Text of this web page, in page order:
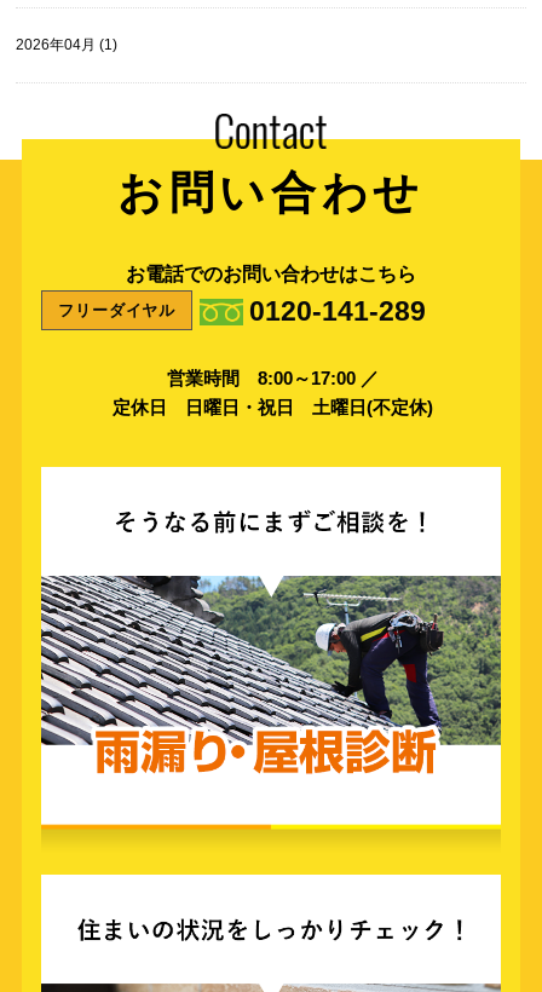
2026年04月 (1)
お問い合わせ
フリーダイヤル 0120-141-289
お電話でのお問い合わせはこちら
営業時間 8:00～17:00 ／
定休日 日曜日・祝日 土曜日(不定休)